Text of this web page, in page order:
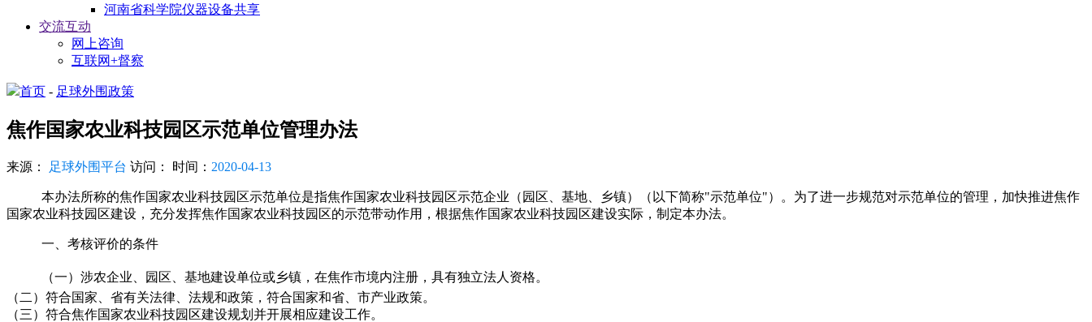
河南省科学院仪器设备共享
交流互动
网上咨询
互联网+督察
首页 - 足球外围政策
焦作国家农业科技园区示范单位管理办法
来源： 足球外围平台 访问： 时间： 2020-04-13
本办法所称的焦作国家农业科技园区示范单位是指焦作国家农业科技园区示范企业（园区、基地、乡镇）（以下简称"示范单位"）。为了进一步规范对示范单位的管理，加快推进焦作
国家农业科技园区建设，充分发挥焦作国家农业科技园区的示范带动作用，根据焦作国家农业科技园区建设实际，制定本办法。
一、考核评价的条件
（一）涉农企业、园区、基地建设单位或乡镇，在焦作市境内注册，具有独立法人资格。
（二）符合国家、省有关法律、法规和政策，符合国家和省、市产业政策。
（三）符合焦作国家农业科技园区建设规划并开展相应建设工作。